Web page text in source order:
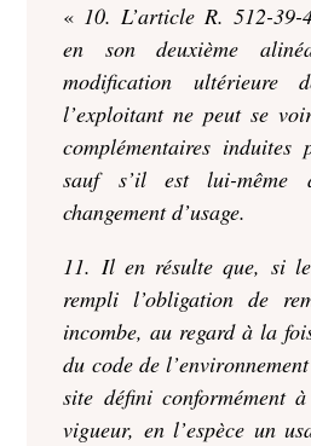
« 10. L’article R. 512-39-
en son deuxième
modification ultérieure
l’exploitant ne peut se
complémentaires induites
sauf s’il est lui-même
changement d’usage.
11. Il en résulte que, si
rempli l’obligation de
incombe, au regard à la
du code de
site défini conformément
vigueur, en l’espèce un